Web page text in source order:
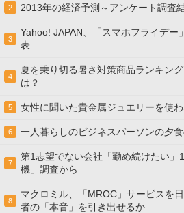
2 2013年の経済予測～アンケート調査
3
Yahoo! JAPAN、「スマホフライデー
表
4
夏を乗り切る暑さ対策商品ランキン
は？
5 女性に聞いた貴金属ジュエリーを使
6 一人暮らしのビジネスパーソンの夕
7
第1志望でない会社「勤め続けたい」
機」調査から
8
マクロミル、「MROC」サービスを
者の「本音」を引き出せるか